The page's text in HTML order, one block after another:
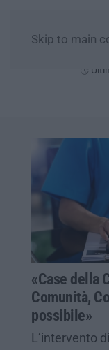
Skip to main
«Case della
Comunità,
possibile»
L’intervento